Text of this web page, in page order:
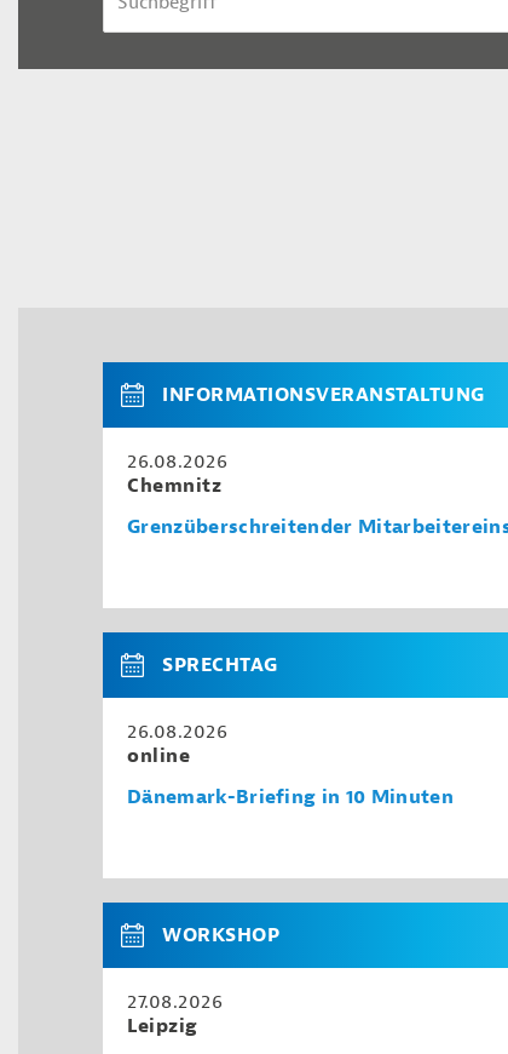
INFORMATIONSVERANSTALTUNG
26.08.2026
Chemnitz
Grenzüberschreitender
SPRECHTAG
26.08.2026
online
Dänemark-Briefing in 10 Minuten
WORKSHOP
27.08.2026
Leipzig